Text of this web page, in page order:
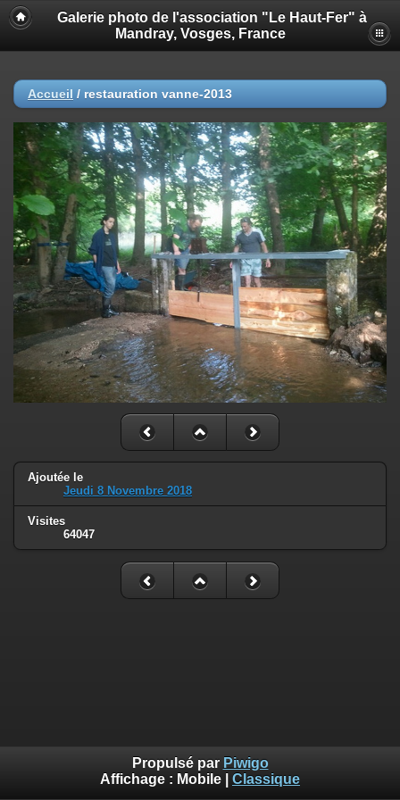
Galerie photo de l'association "Le Haut-Fer" à
Mandray, Vosges, France
Accueil / restauration vanne-2013
Ajoutée le
Jeudi 8 Novembre 2018
Visites
64047
Propulsé par Piwigo
Affichage : Mobile Classique